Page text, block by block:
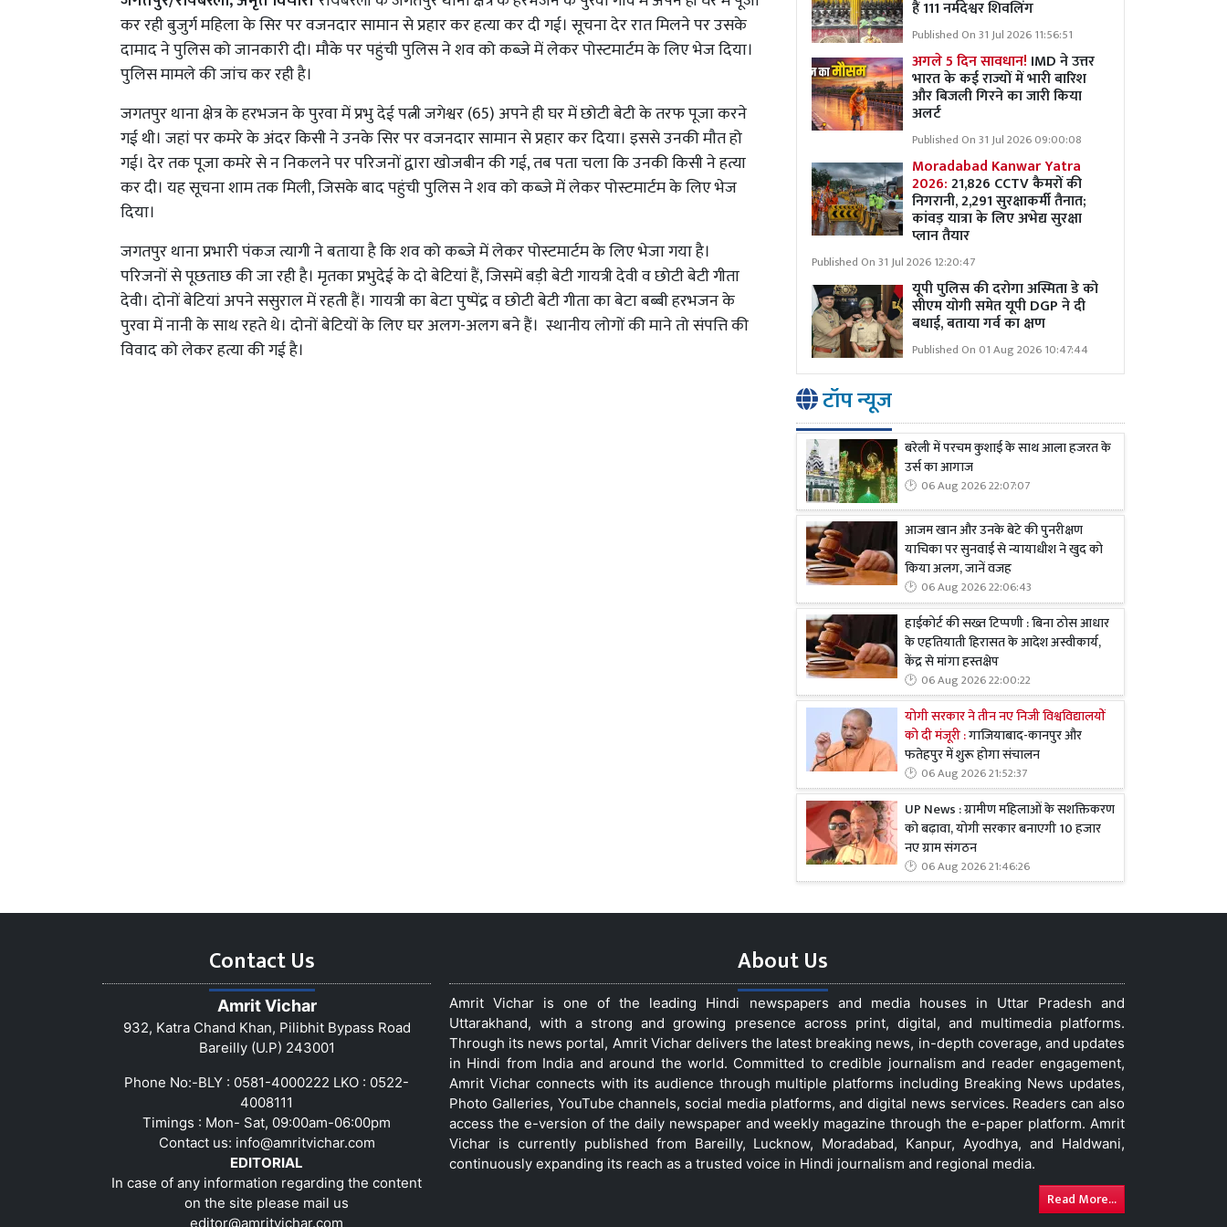
कर रही बुजुर्ग महिला के सिर पर वजनदार सामान से प्रहार कर हत्या कर दी गई। सूचना देर रात मिलने पर उसके
दामाद ने पुलिस को जानकारी दी। मौके पर पहुंची पुलिस ने शव को कब्जे में लेकर पोस्टमार्टम के लिए भेज दिया।
पुलिस मामले की जांच कर रही है।
जगतपुर थाना क्षेत्र के हरभजन के पुरवा में प्रभु देई पत्नी जगेश्वर (65) अपने ही घर में छोटी बेटी के तरफ पूजा करने
गई थी। जहां पर कमरे के अंदर किसी ने उनके सिर पर वजनदार सामान से प्रहार कर दिया। इससे उनकी मौत हो
गई। देर तक पूजा कमरे से न निकलने पर परिजनों द्वारा खोजबीन की गई, तब पता चला कि उनकी किसी ने हत्या
कर दी। यह सूचना शाम तक मिली, जिसके बाद पहुंची पुलिस ने शव‌ को कब्जे में लेकर पोस्टमार्टम के लिए भेज
दिया।
जगतपुर थाना प्रभारी पंकज त्यागी ने बताया है कि शव को कब्जे में लेकर पोस्टमार्टम के लिए भेजा गया है।
परिजनों से पूछताछ की जा रही है। मृतका प्रभुदेई के दो बेटियां हैं, जिसमें बड़ी बेटी गायत्री देवी व छोटी बेटी गीता
देवी। दोनों बेटियां अपने ससुराल में रहती हैं। गायत्री का बेटा पुष्पेंद्र व छोटी बेटी गीता का बेटा बब्बी हरभजन के
पुरवा में नानी के साथ रहते थे। दोनों बेटियों के लिए घर अलग-अलग बने हैं। स्थानीय लोगों की माने तो संपत्ति की
विवाद को लेकर हत्या की गई है।
हैं 111 नर्मदेश्वर शिवलिंग
Published On 31 Jul 2026 11:56:51
अगले 5 दिन सावधान! IMD ने उत्तर
भारत के कई राज्यों में भारी बारिश
और बिजली गिरने का जारी किया
अलर्ट
Published On 31 Jul 2026 09:00:08
Moradabad Kanwar Yatra
2026:21,826 CCTV कैमरों की
निगरानी, 2,291 सुरक्षाकर्मी तैनात;
कांवड़ यात्रा के लिए अभेद्य सुरक्षा
प्लान तैयार
Published On 31 Jul 2026 12:20:47
यूपी पुलिस की दरोगा अस्मिता डे को
सीएम योगी समेत यूपी DGP ने दी
बधाई, बताया गर्व का क्षण
Published On 01 Aug 2026 10:47:44
टॉप न्यूज
बरेली में परचम कुशाई के साथ आला हजरत के
उर्स का आगाज
06 Aug 2026 22:07:07
आजम खान और उनके बेटे की पुनरीक्षण
याचिका पर सुनवाई से न्यायाधीश ने खुद को
किया अलग, जानें वजह
06 Aug 2026 22:06:43
हाईकोर्ट की सख्त टिप्पणी : बिना ठोस आधार
के एहतियाती हिरासत के आदेश अस्वीकार्य,
केंद्र से मांगा हस्तक्षेप
06 Aug 2026 22:00:22
योगी सरकार ने तीन नए निजी विश्वविद्यालयों
को दी मंजूरी :गाजियाबाद-कानपुर और
फतेहपुर में शुरू होगा संचालन
06 Aug 2026 21:52:37
UP News : ग्रामीण महिलाओं के सशक्तिकरण
को बढ़ावा, योगी सरकार बनाएगी 10 हजार
नए ग्राम संगठन
06 Aug 2026 21:46:26
Contact Us
Amrit Vichar
932, Katra Chand Khan, Pilibhit Bypass Road
Bareilly (U.P) 243001
Phone No:-BLY : 0581-4000222 LKO : 0522-
4008111
Timings : Mon- Sat, 09:00am-06:00pm
Contact us: info@amritvichar.com
EDITORIAL
In case of any information regarding the content
on the site please mail us
editor@amritvichar.com
About Us
Amrit Vichar is one of the leading Hindi newspapers and media houses in Uttar Pradesh and
Uttarakhand, with a strong and growing presence across print, digital, and multimedia platforms.
Through its news portal, Amrit Vichar delivers the latest breaking news, in-depth coverage, and updates
in Hindi from India and around the world. Committed to credible journalism and reader engagement,
Amrit Vichar connects with its audience through multiple platforms including Breaking News updates,
Photo Galleries, YouTube channels, social media platforms, and digital news services. Readers can also
access the e-version of the daily newspaper and weekly magazine through the e-paper platform. Amrit
Vichar is currently published from Bareilly, Lucknow, Moradabad, Kanpur, Ayodhya, and Haldwani,
continuously expanding its reach as a trusted voice in Hindi journalism and regional media.
Read More...